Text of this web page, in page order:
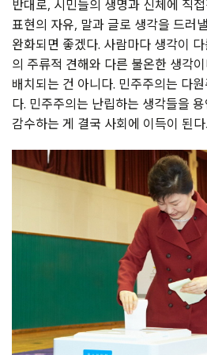
반대로, 시민들의 생명과 신체에 직
표현의 자유, 말과 글로 생각을 드러
완화되면 좋겠다. 사람마다 생각이
의 주류적 견해와 다른 불온한 생각
배치되는 건 아니다. 민주주의는 다
다. 민주주의는 난립하는 생각들을
감수하는 게 결국 사회에 이득이 된